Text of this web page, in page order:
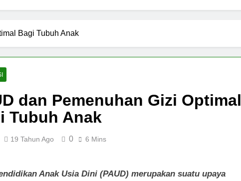
Bagi Tubuh Anak
dan Pemenuhan Gizi Optimal
Tubuh Anak
19 Tahun Ago 0 6 Mins
Anak Usia Dini (PAUD) merupakan suatu upaya